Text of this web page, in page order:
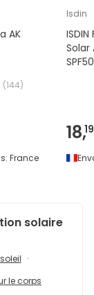
AK
(144)
France
Isdin
Solar
18,
solaire
le corps